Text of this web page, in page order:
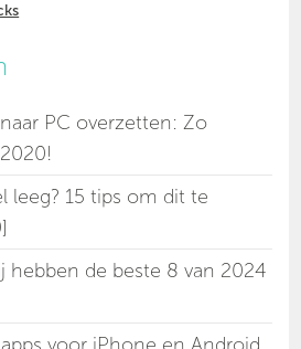
PC overzetten: Zo
leeg? 15 tips om dit te
hebben de beste 8 van 2024